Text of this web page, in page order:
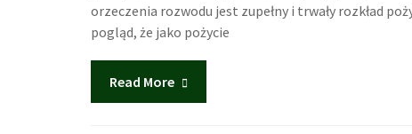
orzeczenia rozwodu jest zupełny i trwały rozkład
pogląd, że jako pożycie
Read More